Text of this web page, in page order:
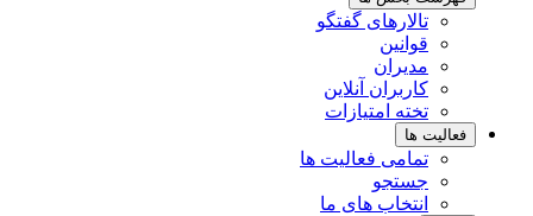
تالارهای گفتگو
قوانین
مدیران
کاربران آنلاین
تخته امتیازات
فعالیت ها
تمامی فعالیت ها
جستجو
انتخاب های ما